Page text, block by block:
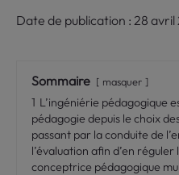
Date de publication : 28 avril
Sommaire masquer
1 L’ingéniérie pédagogique
pédagogie depuis le choix
passant par la conduite de
l’évaluation afin d’en
conceptrice pédagogique